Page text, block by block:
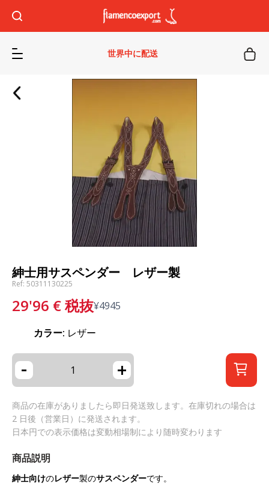
世界中に配送
紳士用サスペンダー レザー製
Ref: 50311130225
29'96 €税抜¥4945
カラー: レザー
- +
商品の在庫がありましたら即日発送致します。在庫切れの場合は
2 日後（営業日）に発送されます。
日本円での表示価格は変動相場制により随時変わります
商品説明
紳士向けのレザー製のサスペンダーです。